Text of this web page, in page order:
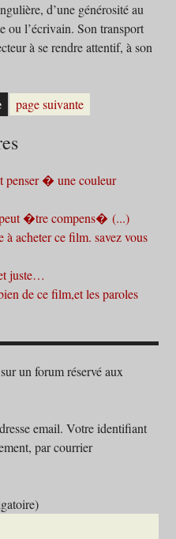
d’une générosité au
ou l’écrivain. Son transport
à se rendre attentif, à son
page suivante
penser � une couleur
peut �tre compens� (...)
à acheter ce film. savez vous
juste…
de ce film,et les paroles
réservé aux
email. Votre identifiant
par courrier
pseudo (obligatoire)